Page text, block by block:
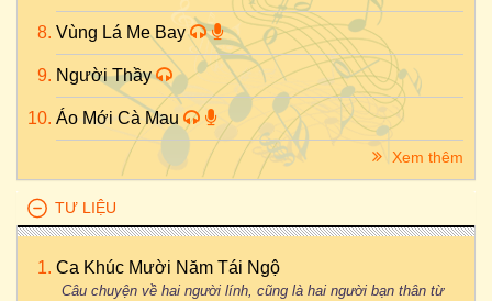
Vùng Lá Me Bay
Người Thầy
Áo Mới Cà Mau
Xem thêm
TƯ LIỆU
Ca Khúc Mười Năm Tái Ngộ
Câu chuyện về hai người lính, cũng là hai người bạn thân từ